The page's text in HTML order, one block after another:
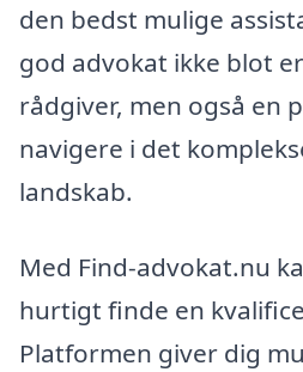
den bedst mulige
god advokat ikke blot
rådgiver, men også en
navigere i det
landskab.
Med Find-advokat.nu
hurtigt finde en
Platformen giver dig